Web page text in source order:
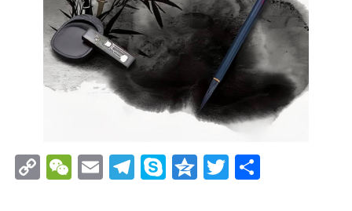
CopyWeChat
EmailTelegram
SkypeQzoneTwitter